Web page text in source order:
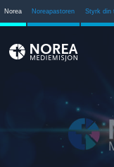
Norea Noreapastoren Styrk din